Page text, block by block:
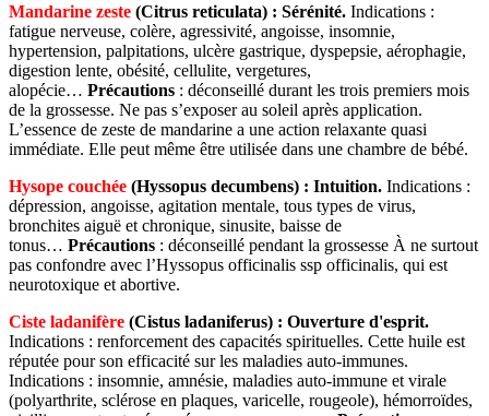
Mandarine zeste (Citrus reticulata) : Sérénité. Indications :
fatigue nerveuse, colère, agressivité, angoisse, insomnie,
hypertension, palpitations, ulcère gastrique, dyspepsie, aérophagie,
digestion lente, obésité, cellulite, vergetures,
alopécie… Précautions : déconseillé durant les trois premiers mois
de la grossesse. Ne pas s’exposer au soleil après application.
L’essence de zeste de mandarine a une action relaxante quasi
immédiate. Elle peut même être utilisée dans une chambre de bébé.
Hysope couchée (Hyssopus decumbens) : Intuition. Indications :
dépression, angoisse, agitation mentale, tous types de virus,
bronchites aiguë et chronique, sinusite, baisse de
tonus… Précautions : déconseillé pendant la grossesse À ne surtout
pas confondre avec l’Hyssopus officinalis ssp officinalis, qui est
neurotoxique et abortive.
Ciste ladanifère (Cistus ladaniferus) : Ouverture d'esprit.
Indications : renforcement des capacités spirituelles. Cette huile est
réputée pour son efficacité sur les maladies auto-immunes.
Indications : insomnie, amnésie, maladies auto-immune et virale
(polyarthrite, sclérose en plaques, varicelle, rougeole), hémorroïdes,